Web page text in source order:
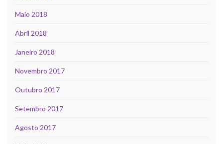
Maio 2018
Abril 2018
Janeiro 2018
Novembro 2017
Outubro 2017
Setembro 2017
Agosto 2017